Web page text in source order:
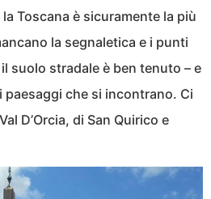
Toscana è sicuramente la più
la segnaletica e i punti
suolo stradale è ben tenuto – e
paesaggi che si incontrano. Ci
D’Orcia, di San Quirico e